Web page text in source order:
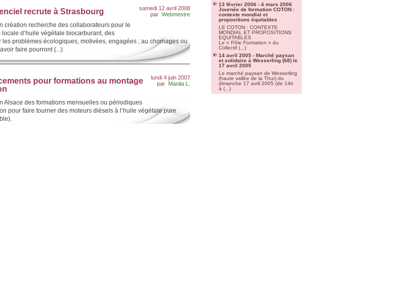
samedi 12 avril 2008
par Webmestre
recrute à Strasbourg
création recherche des collaborateurs pour le
locale d’huile végétale biocarburant, des
problèmes écologiques, motivées, engagées ; au chomages ou
faire pourront (...)
lundi 4 juin 2007
par Manila L.
pour formations au montage
Alsace des formations mensuelles ou périodiques
pour faire tourner des moteurs diésels à l’huile végétale pure
13 février 2006 - 4 mars 2006
Journée de formation COTON :
contexte mondial et
propositions équitables
LE COTON : CONTEXTE
MONDIAL ET PROPOSITIONS
EQUITABLES
Le « Pôle Formation » du
Collectif (...)
14 avril 2005 - Marché paysan
et solidaire à Wesserling (68) le
17 avril 2005
Le marché paysan de Wesserling
(haute vallée de la Thur) du
dimanche 17 avril 2005 (de 14h
à (...)